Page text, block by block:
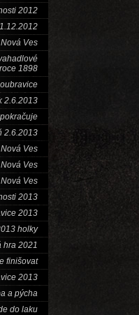
2012
Ves
1898
2.6.2013
2.6.2013
Ves
Ves
Ves
2013
2013
holky
hra 2021
finišovat
2013
a pýcha
do laku